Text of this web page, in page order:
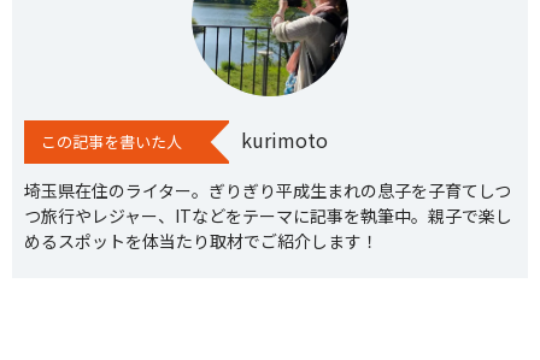
この記事を書いた人 kurimoto
埼玉県在住のライター。ぎりぎり平成生まれの息子を子育てしつ
つ旅行やレジャー、ITなどをテーマに記事を執筆中。親子で楽し
めるスポットを体当たり取材でご紹介します！